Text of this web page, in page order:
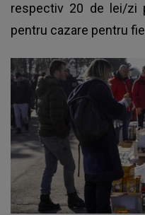
respectiv 20 de lei/zi
pentru cazare pentru